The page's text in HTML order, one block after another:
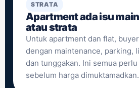
STRATA
Apartment ada isu
atau strata
Untuk apartment dan flat,
dengan maintenance, parking,
dan tunggakan. Ini semua
sebelum harga dimuktamadkan.